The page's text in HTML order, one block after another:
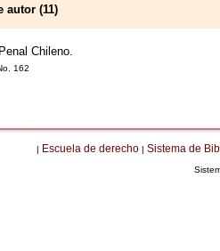
autor (11)
Chileno.
162
| Escuela de derecho | Sistema de